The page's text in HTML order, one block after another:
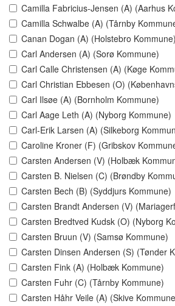
Camilla Fabricius-Jensen (A) (Aarhus
Camilla Schwalbe (A) (Tårnby
Canan Dogan (A) (Holstebro Kommune)
Carl Andersen (A) (Sorø Kommune)
Carl Calle Christensen (A) (Køge
Carl Christian Ebbesen (O)
Carl Ilsøe (A) (Bornholm Kommune)
Carl Aage Leth (A) (Nyborg Kommune)
Carl-Erik Larsen (A) (Silkeborg
Caroline Kroner (F) (Gribskov
Carsten Andersen (V) (Holbæk
Carsten B. Nielsen (C) (Brøndby
Carsten Bech (B) (Syddjurs Kommune)
Carsten Brandt Andersen (V)
Carsten Bredtved Kudsk (O) (Nyborg
Carsten Bruun (V) (Samsø Kommune)
Carsten Dinsen Andersen (S) (Tønder
Carsten Fink (A) (Holbæk Kommune)
Carsten Fuhr (C) (Tårnby Kommune)
Carsten Håhr Veile (A) (Skive